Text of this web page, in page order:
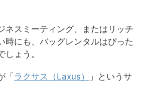
ネスミーティング、またはリッチ
時にも、バッグレンタルはぴった
しょう。
「 ラクサス（Laxus）
」というサ